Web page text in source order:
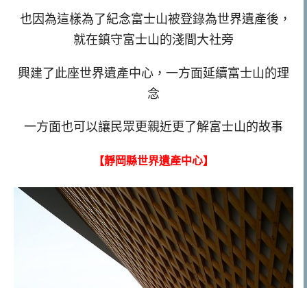
也因為這樣為了紀念富士山被登錄為世界遺產後，
就在鎮守富士山的淺間大社旁
興建了此座世界遺產中心，一方面延續富士山的理
念
一方面也可以讓民眾更親近更了解富士山的故事
【靜岡縣世界遺產中心】